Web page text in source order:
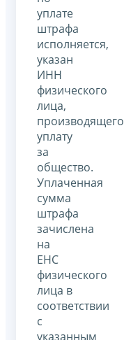
уплате
штрафа
исполняется,
указан
ИНН
физического
лица,
производящего
уплату
за
общество.
Уплаченная
сумма
штрафа
зачислена
на
ЕНС
физического
лица в
соответствии
с
указанным